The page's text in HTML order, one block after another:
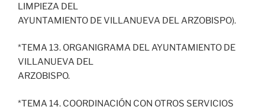
LIMPIEZA DEL
AYUNTAMIENTO DE VILLANUEVA DEL ARZOBISPO).
*TEMA 13. ORGANIGRAMA DEL AYUNTAMIENTO DE
VILLANUEVA DEL
ARZOBISPO.
*TEMA 14. COORDINACIÓN CON OTROS SERVICIOS